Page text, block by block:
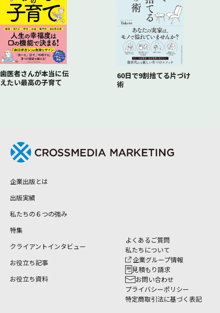
歯医者さんが本当に伝
えたい最高の子育て
60日で9割捨てる片づけ
術
企業出版とは
出版実績
私たちの６つの強み
特集
クライアントインタビュー
お役立ち記事
お役立ち資料
よくあるご質問
私たちについて
企業グループ情報
見積もり請求
お問い合わせ
プライバシーポリシー
特定商取引法に基づく表記